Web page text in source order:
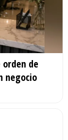
orden de
negocio